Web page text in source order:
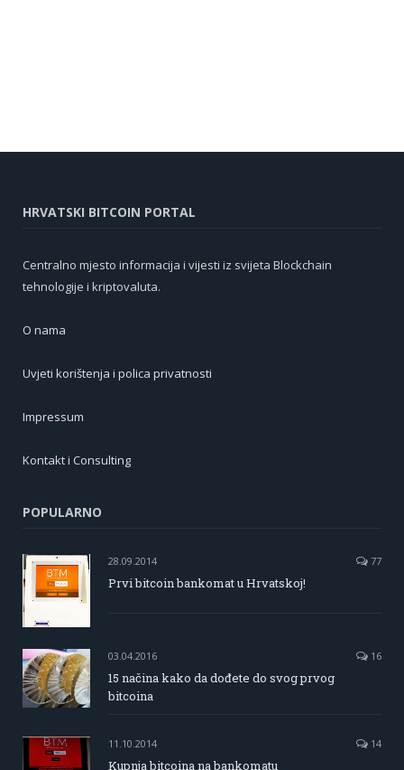
HRVATSKI BITCOIN PORTAL
Centralno mjesto informacija i vijesti iz svijeta Blockchain
tehnologije i kriptovaluta.
O nama
Uvjeti korištenja i polica privatnosti
Impressum
Kontakt i Consulting
POPULARNO
28.09.2014 77
Prvi bitcoin bankomat u Hrvatskoj!
03.04.2016 16
15 načina kako da dođete do svog prvog
bitcoina
11.10.2014 14
Kupnja bitcoina na bankomatu